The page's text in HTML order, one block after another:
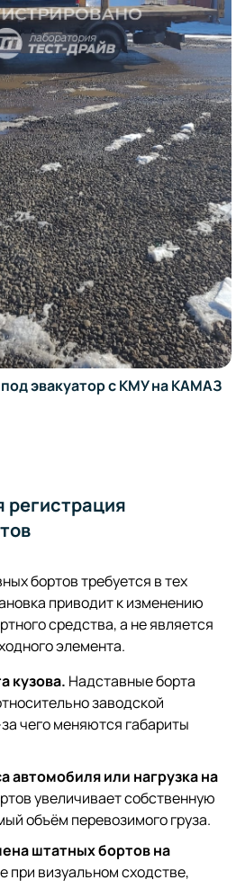
эвакуатор с КМУ на КАМАЗ
регистрация
бортов требуется в тех
приводит к изменению
средства, а не является
элемента.
кузова. Надставные борта
заводской
чего меняются габариты
автомобиля или нагрузка на
увеличивает собственную
объём перевозимого груза.
штатных бортов на
при визуальном сходстве,